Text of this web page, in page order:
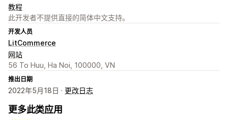
教程
此开发者不提供直接的简体中文支持。
开发人员
LitCommerce
网站
56 To Huu, Ha Noi, 100000, VN
推出日期
2022年5月18日 · 更改日志
更多此类应用